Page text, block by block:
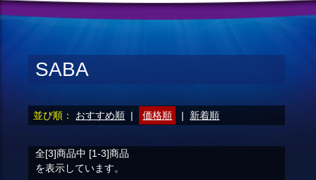
SABA
並び順： おすすめ順 | 価格順 | 新着順
全[3]商品中 [1-3]商品
を表示しています。